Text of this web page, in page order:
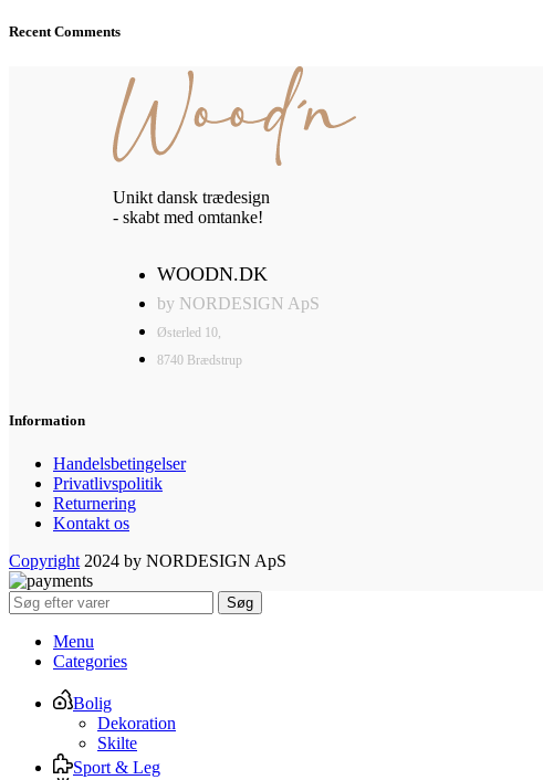
Recent Comments
Unikt dansk trædesign
- skabt med omtanke!
WOODN.DK
by NORDESIGN ApS
Østerled 10,
8740 Brædstrup
Information
Handelsbetingelser
Privatlivspolitik
Returnering
Kontakt os
Copyright 2024 by NORDESIGN ApS
Søg
Menu
Categories
Bolig
Dekoration
Skilte
Sport & Leg